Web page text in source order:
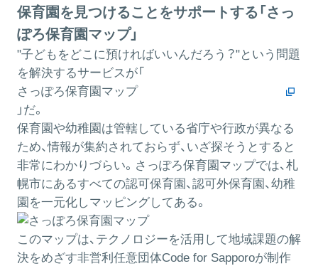
保育園を見つけることをサポートする「さっ
ぽろ保育園マップ」
"子どもをどこに預ければいいんだろう？"という問題
を解決するサービスが「
さっぽろ保育園マップ
」だ。
保育園や幼稚園は管轄している省庁や行政が異なる
ため、情報が集約されておらず、いざ探そうとすると
非常にわかりづらい。さっぽろ保育園マップでは、札
幌市にあるすべての認可保育園、認可外保育園、幼稚
園を一元化しマッピングしてある。
このマップは、テクノロジーを活用して地域課題の解
決をめざす非営利任意団体Code for Sapporoが制作